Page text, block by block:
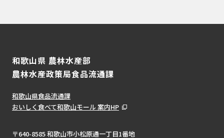
和歌山県 農林水産部
農林水産政策局食品流通課
和歌山県食品流通課
おいしく食べて和歌山モール 案内HP
〒640-8585 和歌山市小松原通一丁目1番地